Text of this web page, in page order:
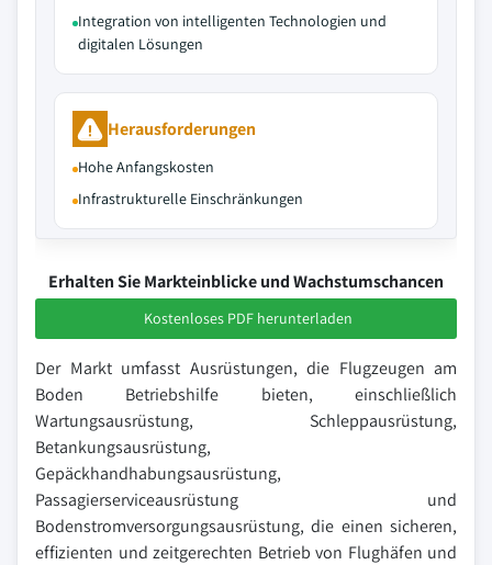
Integration von intelligenten Technologien und
digitalen Lösungen
Herausforderungen
Hohe Anfangskosten
Infrastrukturelle Einschränkungen
Erhalten Sie Markteinblicke und Wachstumschancen
Kostenloses PDF herunterladen
Der Markt umfasst Ausrüstungen, die Flugzeugen am
Boden Betriebshilfe bieten, einschließlich
Wartungsausrüstung, Schleppausrüstung,
Betankungsausrüstung,
Gepäckhandhabungsausrüstung,
Passagierserviceausrüstung und
Bodenstromversorgungsausrüstung, die einen sicheren,
effizienten und zeitgerechten Betrieb von Flughäfen und